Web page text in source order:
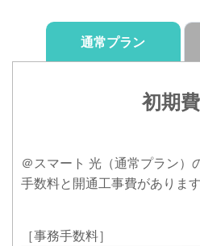
通常プラン
初期
＠スマート 光（通常プラン）
手数料と開通工事費があります
［事務手数料］